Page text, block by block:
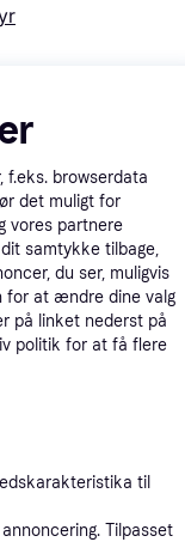
Promoveret
f.eks. browserdata
det muligt for
vores partnere
samtykke tilbage,
du ser, muligvis
for at ændre dine valg
på linket nederst på
politik for at få flere
til
Tilpasset